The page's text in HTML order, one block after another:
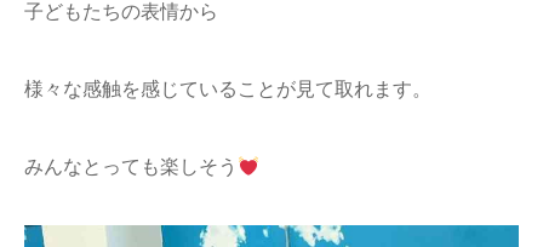
子どもたちの表情から
様々な感触を感じていることが見て取れます。
みんなとっても楽しそう